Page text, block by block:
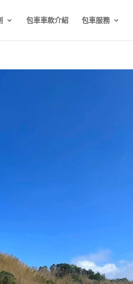
包車車款介紹 包車服務